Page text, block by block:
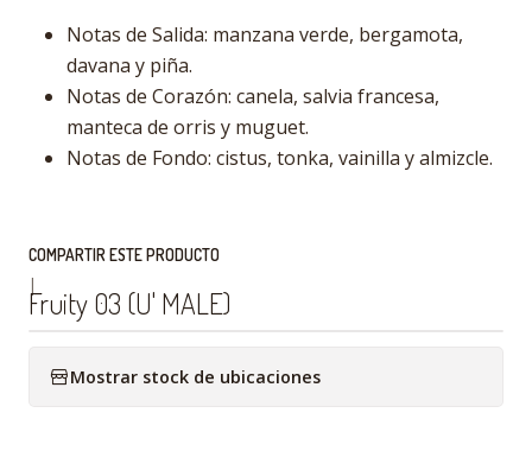
Notas de Salida: manzana verde, bergamota,
davana y piña.
Notas de Corazón: canela, salvia francesa,
manteca de orris y muguet.
Notas de Fondo: cistus, tonka, vainilla y almizcle.
COMPARTIR ESTE PRODUCTO
|
Fruity 03 (U' MALE)
Mostrar stock de ubicaciones